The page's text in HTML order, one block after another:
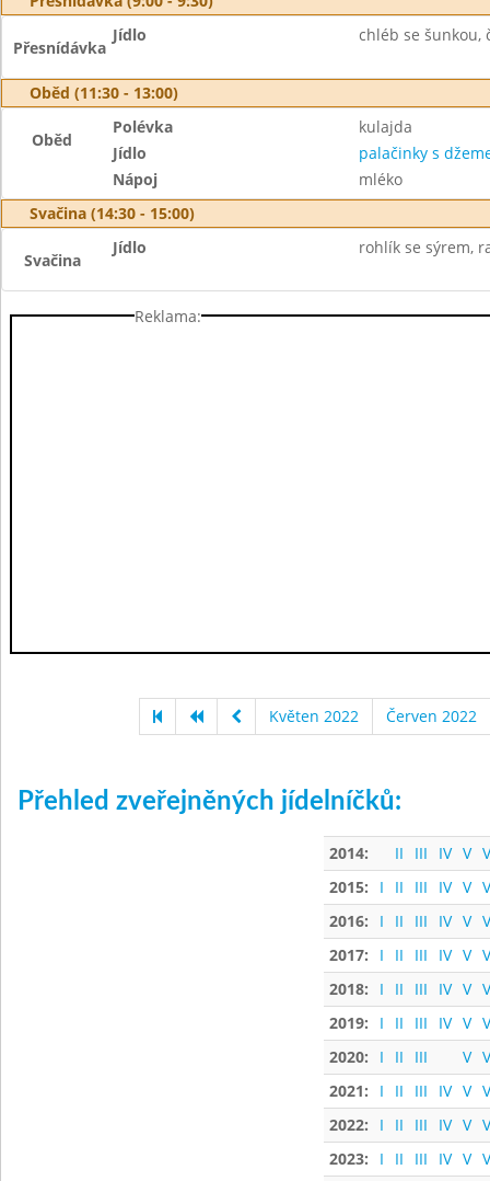
Přesnídávka
Jídlo chléb se šunkou,
Oběd (11:30 - 13:00)
Oběd
Polévka
kulajda
Jídlo
palačinky s
Nápoj
mléko
Svačina (14:30 - 15:00)
Svačina
Jídlo rohlík se sýrem,
Reklama:
Květen 2022 Červen 2022
Přehled zveřejněných jídelníčků:
2014: II III IV V
2015:
I II III IV V
2016:
I II III IV V
2017:
I II III IV V
2018:
I II III IV V
2019:
I II III IV V
2020:
I II III V
2021:
I II III IV V
2022:
I II III IV V
2023:
I II III IV V